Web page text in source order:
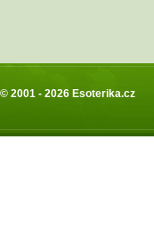
© 2001 - 2026 Esoterika.cz